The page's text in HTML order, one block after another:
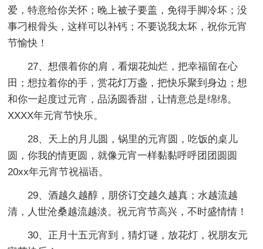
爱，特意给你关怀；晚上被子要盖，免得手脚冷坏；没
事刁根骨头，这样可以补钙；不要说我太坏，祝你元宵
节愉快！
27、想偎着你的肩，看烟花灿烂，把幸福留在心
田；想拉着你的手，赏花灯万盏，把快乐聚到身边；想
和你一起度过元宵，品汤圆香甜，让情意总是绵绵。
XXXX年元宵节快乐。
28、天上的月儿圆，锅里的元宵圆，吃饭的桌儿
圆，你我的情更圆，就像元宵一样黏黏呼呼团团圆圆
20xx年元宵节祝福语。
29、酒越久越醇，朋侪订交越久越真；水越流越
清，人世沧桑越流越淡。祝元宵节高兴，不时盛情情！
30、正月十五元宵到，猜灯谜，放花灯，祝朋友元